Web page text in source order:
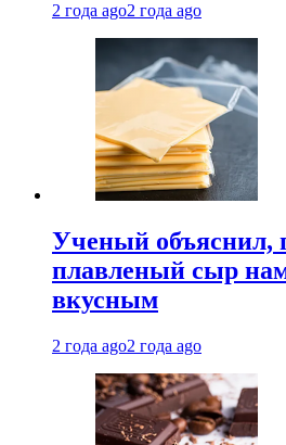
2 года ago2 года ago
Ученый объяснил,
плавленый сыр
вкусным
2 года ago2 года ago